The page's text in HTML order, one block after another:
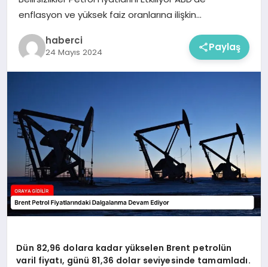
enflasyon ve yüksek faiz oranlarına ilişkin…
haberci
24 Mayıs 2024 Paylaş
Dün 82,96 dolara kadar yükselen Brent petrolün
varil fiyatı, günü 81,36 dolar seviyesinde tamamladı.